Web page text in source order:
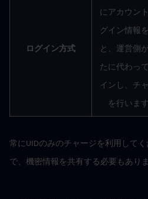
ログイン方式
にアカウン
グイン情報
と、運営側
たに代わっ
インし、チ
を行います
常にUIDのみのチャージを利用して
で、機密情報を共有する必要もありま